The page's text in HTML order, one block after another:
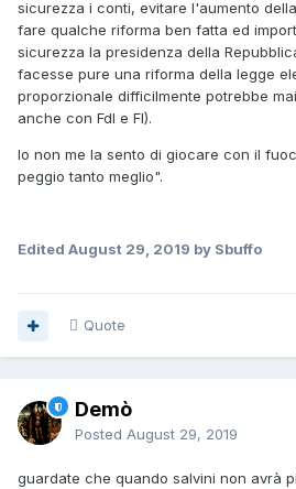
sicurezza i conti, evitare l'aumento
fare qualche riforma ben fatta ed
sicurezza la presidenza della
facesse pure una riforma della legge
proporzionale difficilmente potrebbe
anche con FdI e FI).
Io non me la sento di giocare con il
peggio tanto meglio".
Edited August 29, 2019 by Sbuffo
Quote
Demò
Posted August 29, 2019
guardate che quando salvini non avrà